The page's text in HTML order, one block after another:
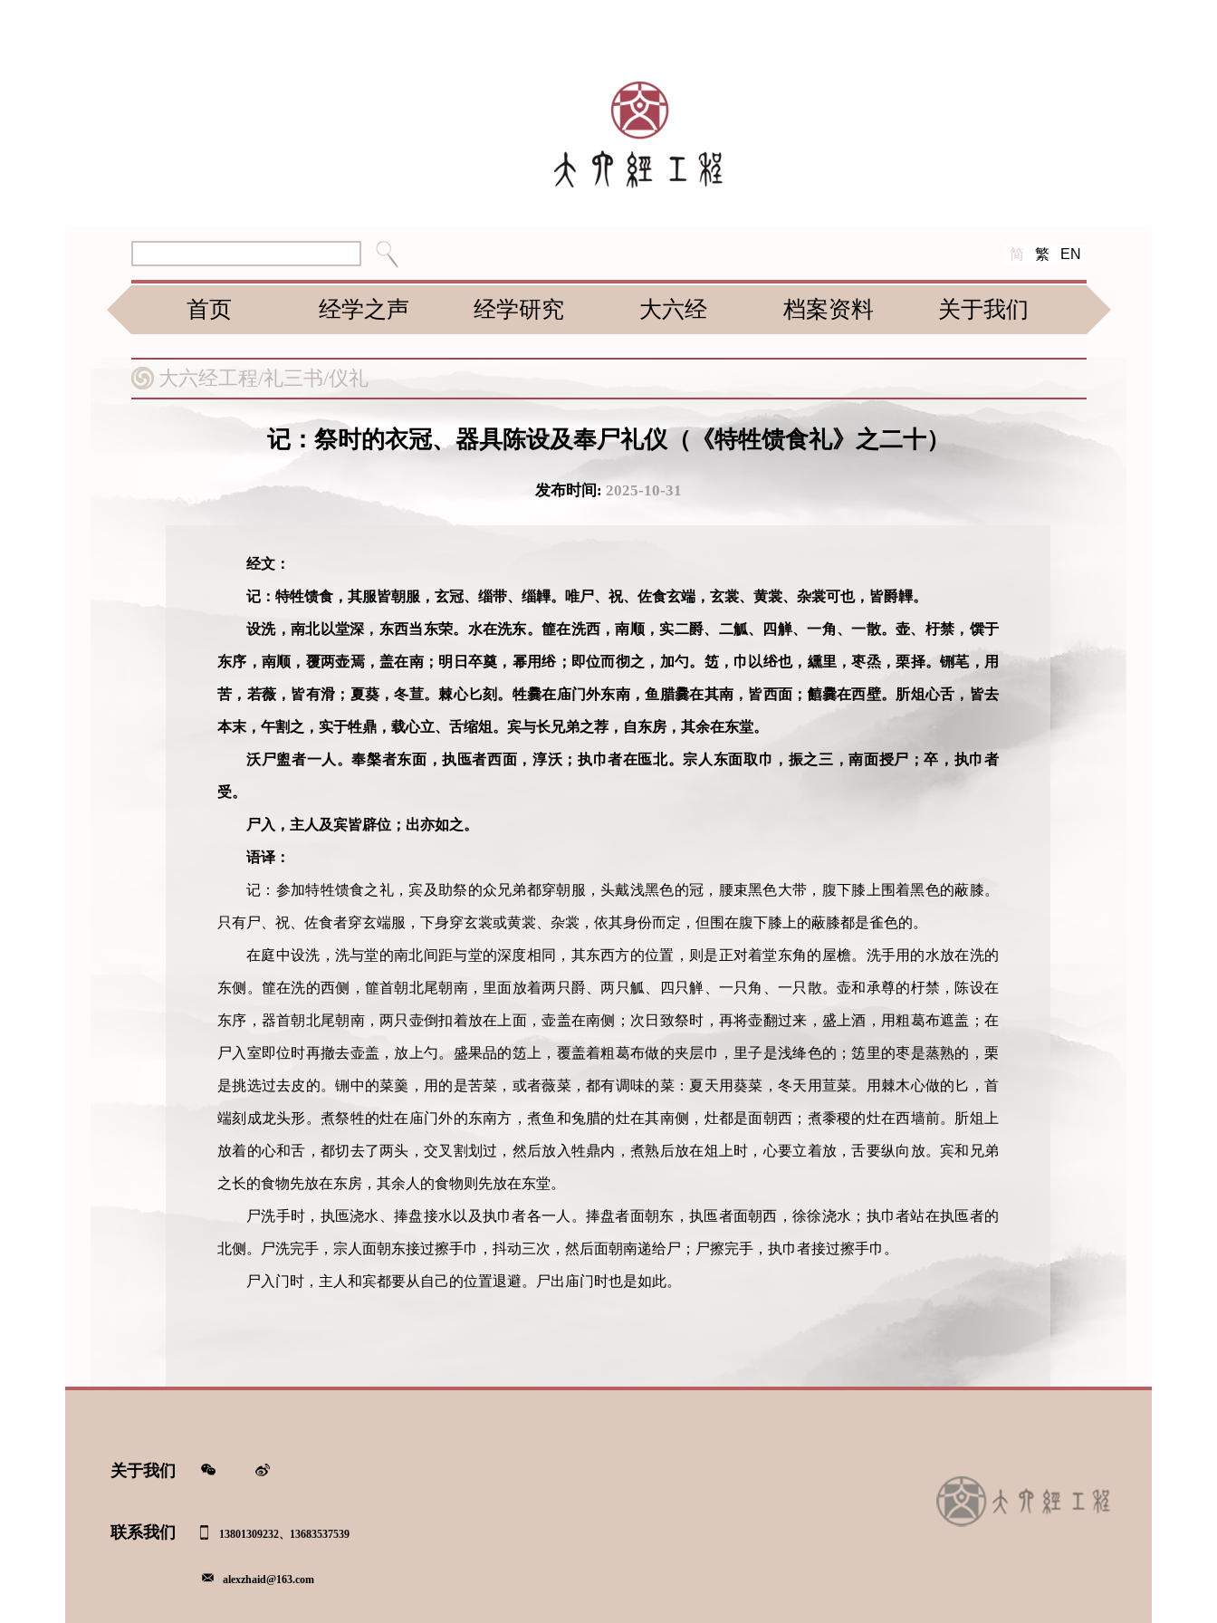
简 繁 EN
首页 经学之声 经学研究 大六经 档案资料 关于我们
大六经工程/礼三书/仪礼
记：祭时的衣冠、器具陈设及奉尸礼仪（《特牲馈食礼》之二十）
发布时间: 2025-10-31
经文：
记：特牲馈食，其服皆朝服，玄冠、缁带、缁韠。唯尸、祝、佐食玄端，玄裳、黄裳、杂裳可也，皆爵韠。
设洗，南北以堂深，东西当东荣。水在洗东。篚在洗西，南顺，实二爵、二觚、四觯、一角、一散。壶、杅禁，馔于
东序，南顺，覆两壶焉，盖在南；明日卒奠，幂用绤；即位而彻之，加勺。笾，巾以绤也，纁里，枣烝，栗择。铏芼，用
苦，若薇，皆有滑；夏葵，冬荁。棘心匕刻。牲爨在庙门外东南，鱼腊爨在其南，皆西面；饎爨在西壁。肵俎心舌，皆去
本末，午割之，实于牲鼎，载心立、舌缩俎。宾与长兄弟之荐，自东房，其余在东堂。
沃尸盥者一人。奉槃者东面，执匜者西面，淳沃；执巾者在匜北。宗人东面取巾，振之三，南面授尸；卒，执巾者
受。
尸入，主人及宾皆辟位；出亦如之。
语译：
记：参加特牲馈食之礼，宾及助祭的众兄弟都穿朝服，头戴浅黑色的冠，腰束黑色大带，腹下膝上围着黑色的蔽膝。
只有尸、祝、佐食者穿玄端服，下身穿玄裳或黄裳、杂裳，依其身份而定，但围在腹下膝上的蔽膝都是雀色的。
在庭中设洗，洗与堂的南北间距与堂的深度相同，其东西方的位置，则是正对着堂东角的屋檐。洗手用的水放在洗的
东侧。篚在洗的西侧，篚首朝北尾朝南，里面放着两只爵、两只觚、四只觯、一只角、一只散。壶和承尊的杅禁，陈设在
东序，器首朝北尾朝南，两只壶倒扣着放在上面，壶盖在南侧；次日致祭时，再将壶翻过来，盛上酒，用粗葛布遮盖；在
尸入室即位时再撤去壶盖，放上勺。盛果品的笾上，覆盖着粗葛布做的夹层巾，里子是浅绛色的；笾里的枣是蒸熟的，栗
是挑选过去皮的。铏中的菜羹，用的是苦菜，或者薇菜，都有调味的菜：夏天用葵菜，冬天用荁菜。用棘木心做的匕，首
端刻成龙头形。煮祭牲的灶在庙门外的东南方，煮鱼和兔腊的灶在其南侧，灶都是面朝西；煮黍稷的灶在西墙前。肵俎上
放着的心和舌，都切去了两头，交叉割划过，然后放入牲鼎内，煮熟后放在俎上时，心要立着放，舌要纵向放。宾和兄弟
之长的食物先放在东房，其余人的食物则先放在东堂。
尸洗手时，执匜浇水、捧盘接水以及执巾者各一人。捧盘者面朝东，执匜者面朝西，徐徐浇水；执巾者站在执匜者的
北侧。尸洗完手，宗人面朝东接过擦手巾，抖动三次，然后面朝南递给尸；尸擦完手，执巾者接过擦手巾。
尸入门时，主人和宾都要从自己的位置退避。尸出庙门时也是如此。
关于我们
联系我们 13801309232、13683537539
alexzhaid@163.com